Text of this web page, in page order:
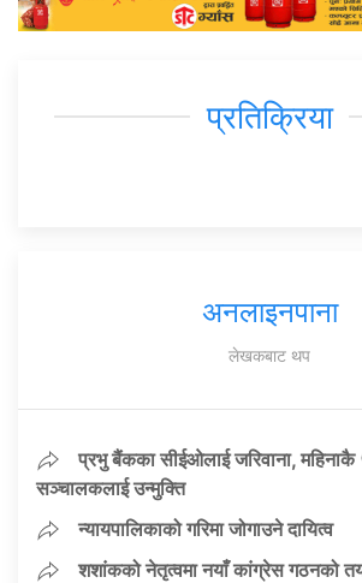
प्रतिक्रिया
अनलाइनपाना
लेखकबाट थप
प्रभु बैंकका सीईओलाई जरिवाना,
सञ्चालकलाई उन्मुक्ति
न्यायपालिकाको गरिमा जोगाउने दायित्व
शशांकको नेतृत्वमा नयाँ कांग्रेस गठनको